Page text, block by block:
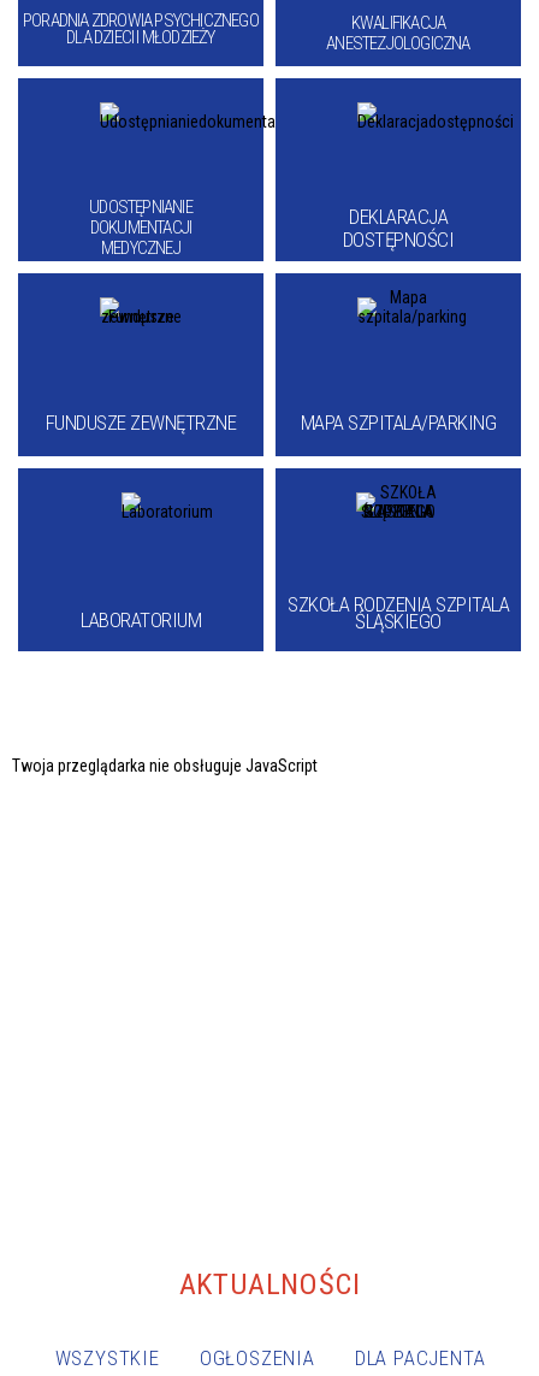
PORADNIA ZDROWIA PSYCHICZNEGO
DLA DZIECI I MŁODZIEŻY
KWALIFIKACJA
ANESTEZJOLOGICZNA
UDOSTĘPNIANIE
DOKUMENTACJI
MEDYCZNEJ
DEKLARACJA
DOSTĘPNOŚCI
FUNDUSZE ZEWNĘTRZNE MAPA SZPITALA/PARKING
LABORATORIUM
SZKOŁA RODZENIA SZPITALA
ŚLĄSKIEGO
Twoja przeglądarka nie obsługuje JavaScript
AKTUALNOŚCI
WSZYSTKIE OGŁOSZENIA DLA PACJENTA